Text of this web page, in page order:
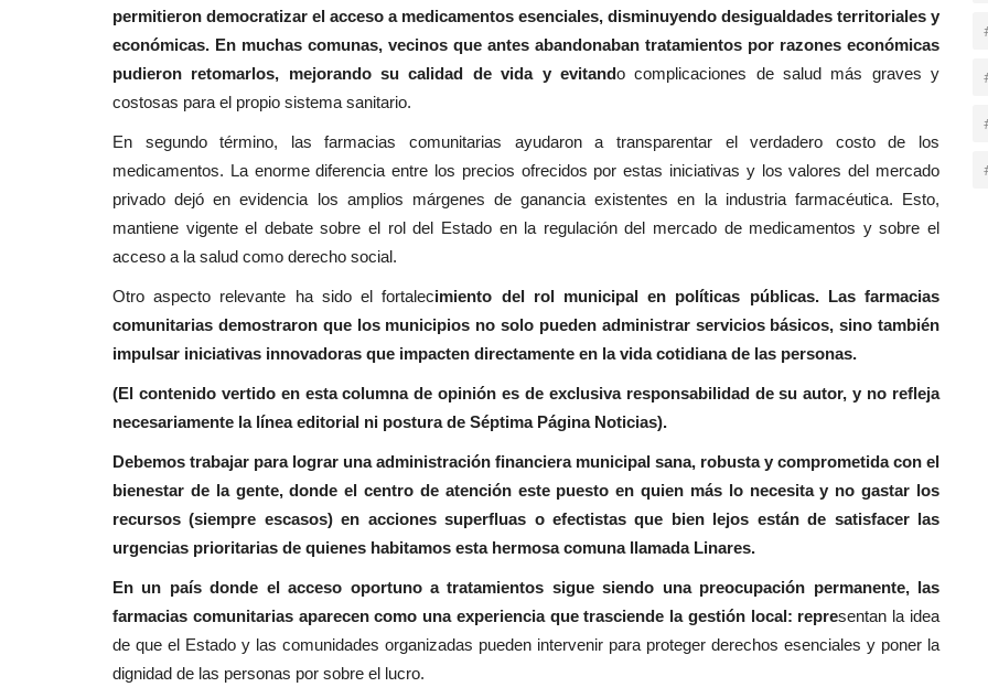
permitieron democratizar el acceso a medicamentos esenciales, disminuyendo desigualdades territoriales y
económicas. En muchas comunas, vecinos que antes abandonaban tratamientos por razones económicas
pudieron retomarlos, mejorando su calidad de vida y evitando complicaciones de salud más graves y
costosas para el propio sistema sanitario.
En segundo término, las farmacias comunitarias ayudaron a transparentar el verdadero costo de los
medicamentos. La enorme diferencia entre los precios ofrecidos por estas iniciativas y los valores del mercado
privado dejó en evidencia los amplios márgenes de ganancia existentes en la industria farmacéutica. Esto,
mantiene vigente el debate sobre el rol del Estado en la regulación del mercado de medicamentos y sobre el
acceso a la salud como derecho social.
Otro aspecto relevante ha sido el fortalecimiento del rol municipal en políticas públicas. Las farmacias
comunitarias demostraron que los municipios no solo pueden administrar servicios básicos, sino también
impulsar iniciativas innovadoras que impacten directamente en la vida cotidiana de las personas.
(El contenido vertido en esta columna de opinión es de exclusiva responsabilidad de su autor, y no refleja
necesariamente la línea editorial ni postura de Séptima Página Noticias).
Debemos trabajar para lograr una administración financiera municipal sana, robusta y comprometida con el
bienestar de la gente, donde el centro de atención este puesto en quien más lo necesita y no gastar los
recursos (siempre escasos) en acciones superfluas o efectistas que bien lejos están de satisfacer las
urgencias prioritarias de quienes habitamos esta hermosa comuna llamada Linares.
En un país donde el acceso oportuno a tratamientos sigue siendo una preocupación permanente, las
farmacias comunitarias aparecen como una experiencia que trasciende la gestión local: representan la idea
de que el Estado y las comunidades organizadas pueden intervenir para proteger derechos esenciales y poner la
dignidad de las personas por sobre el lucro.